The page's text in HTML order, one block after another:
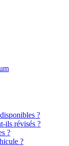
?
ils révisés ?
?
?